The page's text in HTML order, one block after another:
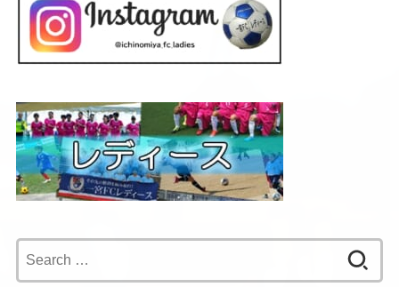
for: